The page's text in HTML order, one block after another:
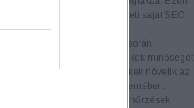
felhasználásával fejlesztheti saját SEO
és versenyelőnyhöz juthat.
A backlink elemzés során
a weboldalra mutató linkek minőségét
A kiváló minőségű linkek növelik az
a keresőmotorok szemében.
A technikai ellenőrzések